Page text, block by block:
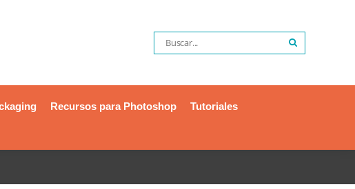
Recursos para Photoshop
Tutoriales